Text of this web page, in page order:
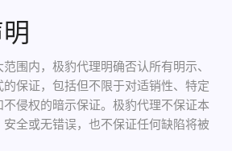
围内，极豹代理明确否认所有明示、
保证，包括但不限于对适销性、特定
不侵权的暗示保证。极豹代理不保证本
全或无错误，也不保证任何缺陷将被